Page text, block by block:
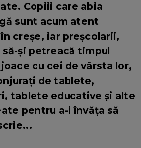
Copiii care abia
sunt acum atent
creșe, iar preșcolarii,
și petreacă timpul
cu cei de vârsta lor,
de tablete,
tablete educative și alte
pentru a-i învăța să